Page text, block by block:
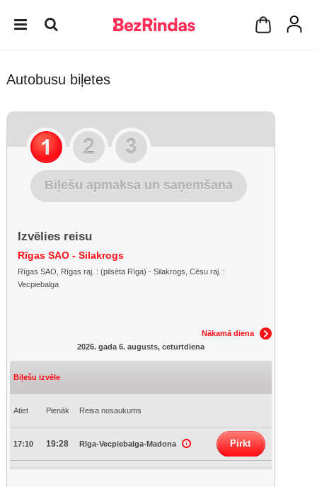
Autobusu biļetes
Biļešu apmaksa un saņemšana
Izvēlies reisu
Rīgas SAO - Silakrogs
Rīgas SAO, Rīgas raj. : (pilsēta Rīga) - Silakrogs, Cēsu raj. :
Vecpiebalga
Nākamā diena
2026. gada 6. augusts, ceturtdiena
Biļešu izvēle
Atiet Pienāk Reisa nosaukums
17:10 19:28 Rīga-Vecpiebalga-Madona Pirkt